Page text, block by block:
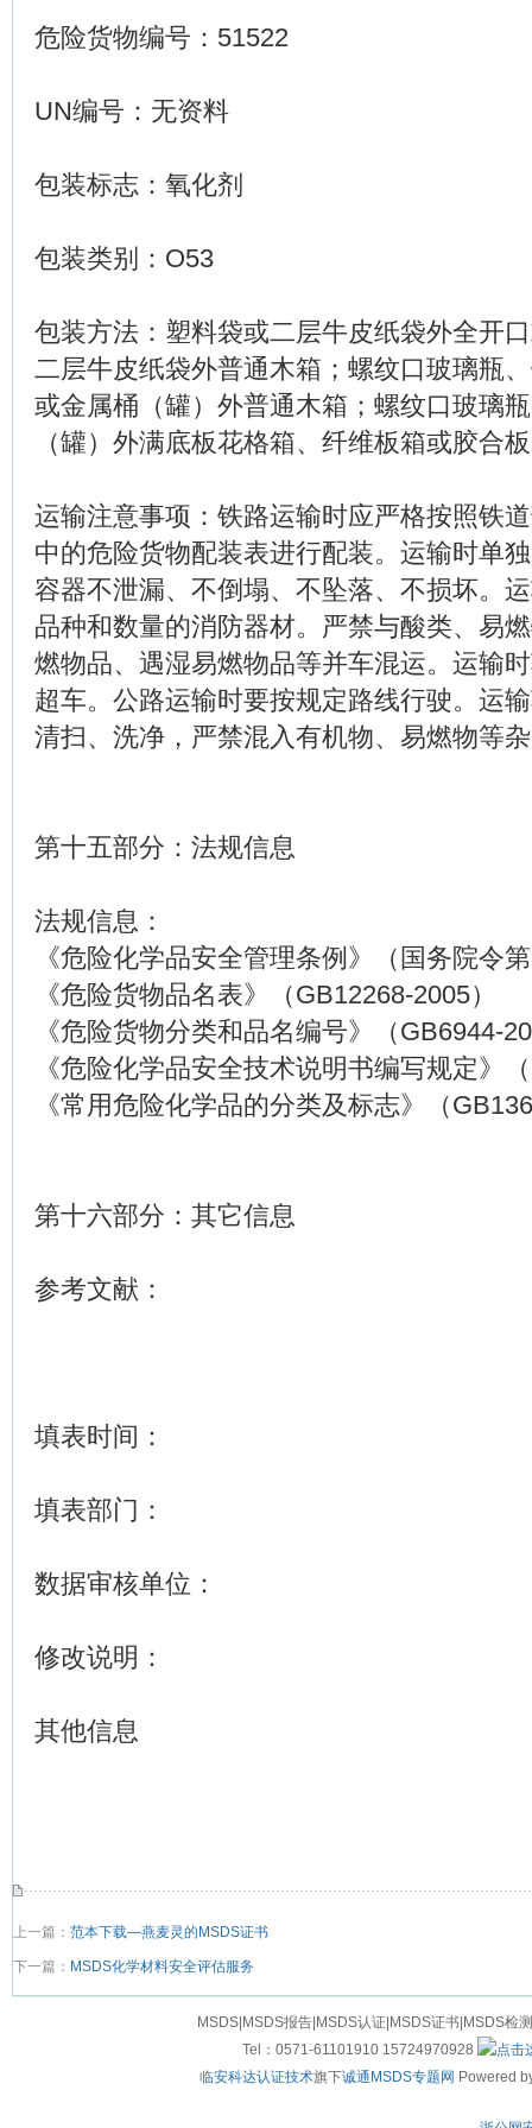
危险货物编号：51522
UN编号：无资料
包装标志：氧化剂
包装类别：O53
包装方法：塑料袋或二层牛皮纸袋外全开
二层牛皮纸袋外普通木箱；螺纹口玻璃瓶
或金属桶（罐）外普通木箱；螺纹口玻璃
（罐）外满底板花格箱、纤维板箱或胶合
运输注意事项：铁路运输时应严格按照铁
中的危险货物配装表进行配装。运输时单
容器不泄漏、不倒塌、不坠落、不损坏。
品种和数量的消防器材。严禁与酸类、易
燃物品、遇湿易燃物品等并车混运。运输
超车。公路运输时要按规定路线行驶。运
清扫、洗净，严禁混入有机物、易燃物等
第十五部分：法规信息
法规信息：
《危险化学品安全管理条例》（国务院令
《危险货物品名表》（GB12268-2005）
《危险货物分类和品名编号》（GB6944-
《危险化学品安全技术说明书编写规定》
《常用危险化学品的分类及标志》（
第十六部分：其它信息
参考文献：
填表时间：
填表部门：
数据审核单位：
修改说明：
其他信息
上一篇： 范本下载—燕麦灵的MSDS证书
下一篇： MSDS化学材料安全评估服务
MSDS|MSDS报告|MSDS认证|MSDS证书|MSDS检
Tel：0571-61101910 15724970928
临安科达认证技术旗下诚通MSDS专题网 Powered